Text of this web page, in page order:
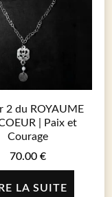
2 du ROYAUME
| Paix et
Courage
70.00 €
LA SUITE